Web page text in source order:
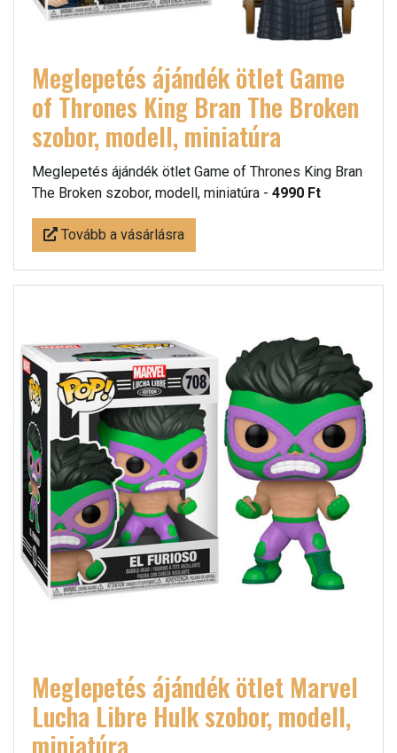
Meglepetés ájándék ötlet Game
of Thrones King Bran The Broken
szobor, modell, miniatúra
Meglepetés ájándék ötlet Game of Thrones King Bran
The Broken szobor, modell, miniatúra - 4990 Ft
Tovább a vásárlásra
Meglepetés ájándék ötlet Marvel
Lucha Libre Hulk szobor, modell,
miniatúra